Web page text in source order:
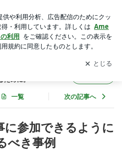
いために。親子断絶防止（共同
ログの更新通知
を受け取りまし
開く
めに。
一覧 次の記事へ
に参加できるように
べき事例